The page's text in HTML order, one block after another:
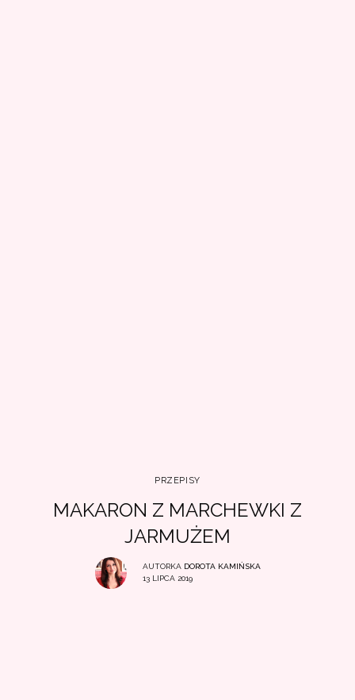
PRZEPISY
MAKARON Z MARCHEWKI Z
JARMUŻEM
AUTORKA DOROTA KAMIŃSKA
13 LIPCA 2019